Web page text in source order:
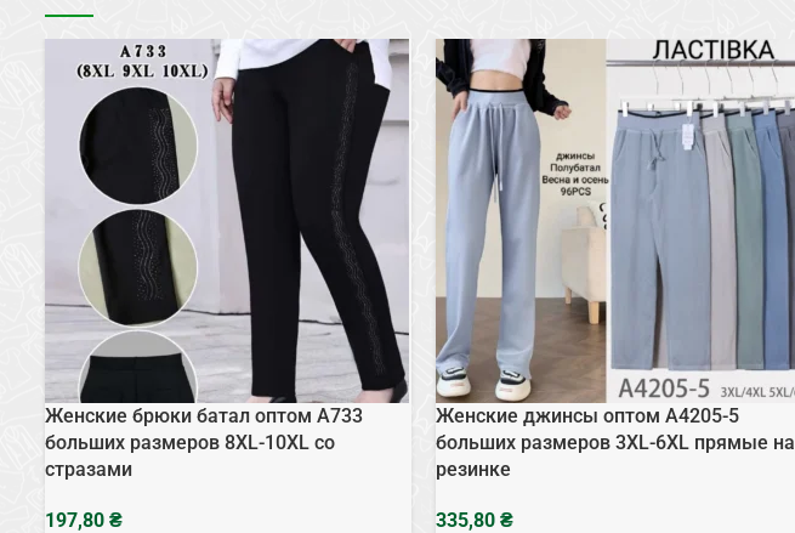
Женские брюки батал оптом A733
больших размеров 8XL-10XL со
стразами
₴
Женские джинсы оптом A4205-5
больших размеров 3XL-6XL прямые на
резинке
₴